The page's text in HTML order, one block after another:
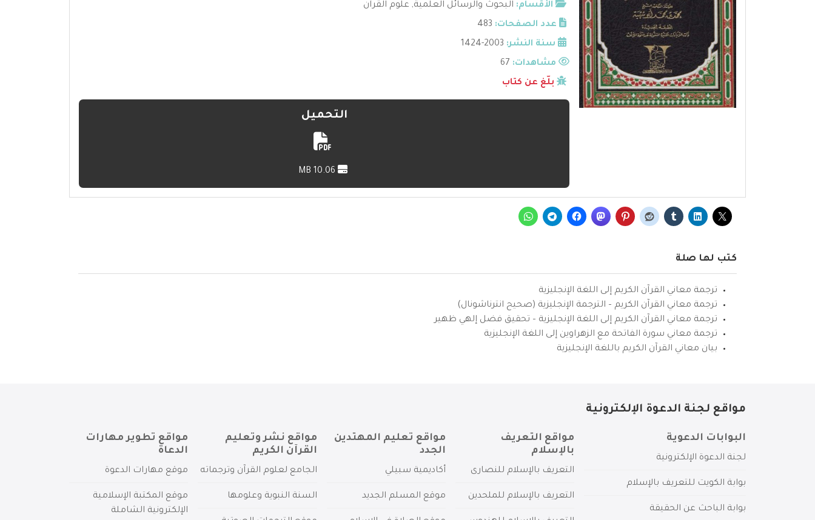
الأقسام: البحوث والرسائل العلمية, علوم القرآن
عدد الصفحات: 483
سنة النشر: 2003-1424
مشاهدات:
بلّغ عن كتاب
التحميل
كتب لها صلة
ترجمة معاني القرآن الكريم إلى اللغة الإنجليزية
ترجمة معاني القرآن الكريم – الترجمة الإنجليزية (صحيح انترناشونال)
ترجمة معاني القرآن الكريم إلى اللغة الإنجليزية – تحقيق فضل إلهي ظهير
ترجمة معاني سورة الفاتحة مع الزهراوين إلى اللغة الإنجليزية
بيان معاني القرآن الكريم باللغة الإنجليزية
مواقع لجنة الدعوة الإلكترونية
البوابات الدعوية
لجنة الدعوة الإلكترونية
بوابة الكويت للتعريف بالإسلام
بوابة الباحث عن الحقيقة
مواقع التعريف
بالإسلام
التعريف بالإسلام للنصارى
التعريف بالإسلام للملحدين
مواقع تعليم المهتدين
الجدد
أكاديمية سبيلي
موقع المسلم الجديد
مواقع نشر وتعليم
القرآن الكريم
الجامع لعلوم القرآن وترجماته
السنة النبوية وعلومها
مواقع تطوير مهارات
الدعاة
موقع مهارات الدعوة
موقع المكتبة الإسلامية
الإلكترونية الشاملة